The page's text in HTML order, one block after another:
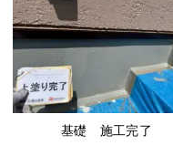
基礎 施工完了